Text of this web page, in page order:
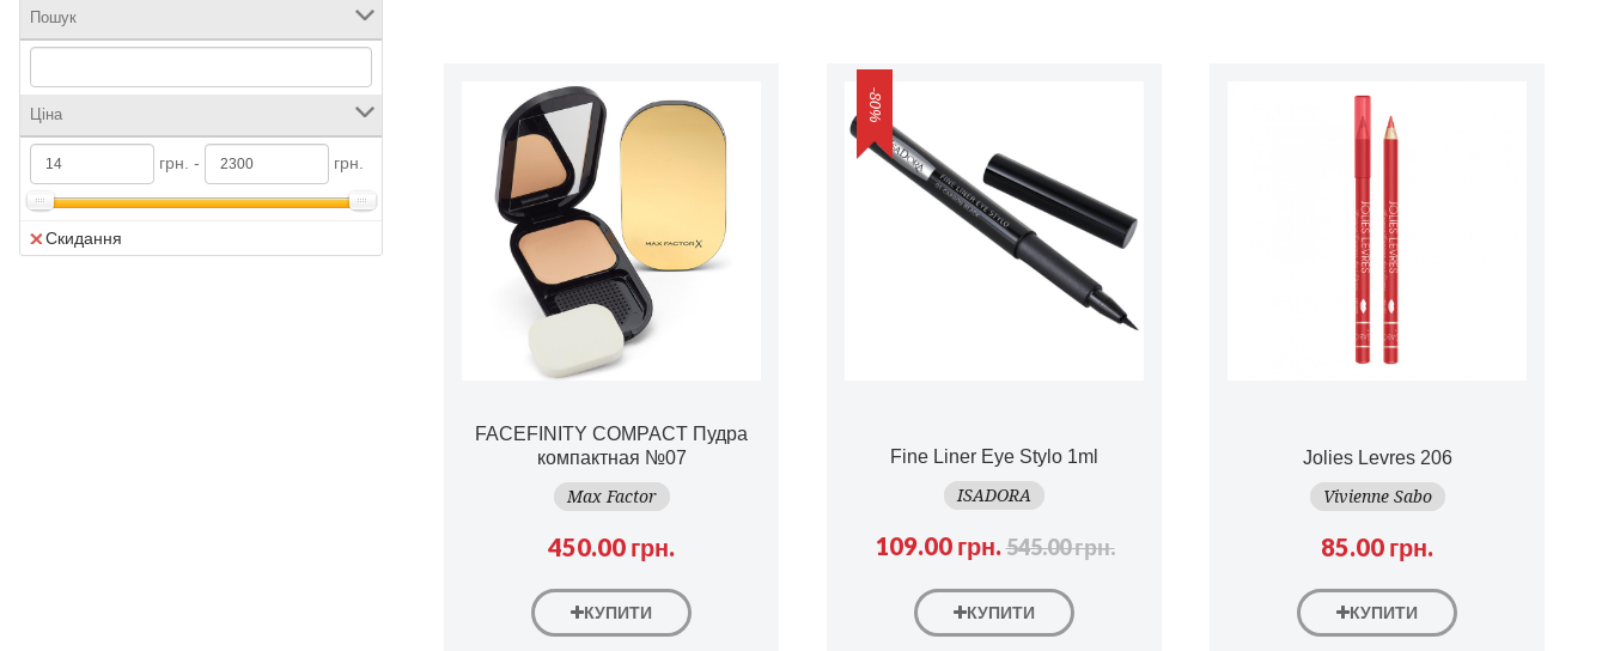
LuxVisage
1
Max Factor 28
Maybelling
Misslyn 20
Naj Oleari 1
Пошук
Ціна
грн. - грн.
Скидання
FACEFINITY COMPACT Пудра
компактная №07
Max Factor
450.00 грн.
КУПИТИ
-80%
Fine Liner Eye Stylo 1ml
ISADORA
109.00 грн.545.00 грн.
КУПИТИ
Jolies Levres 206
Vivienne Sabo
85.00 грн.
КУПИТИ